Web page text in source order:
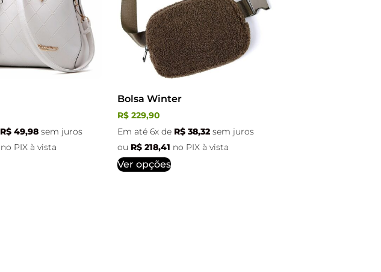
R$ 49,98 sem juros
no PIX à vista
Bolsa Winter
R$229,90
Em até 6x de R$38,32 sem juros
ou R$218,41 no PIX à vista
Ver opções